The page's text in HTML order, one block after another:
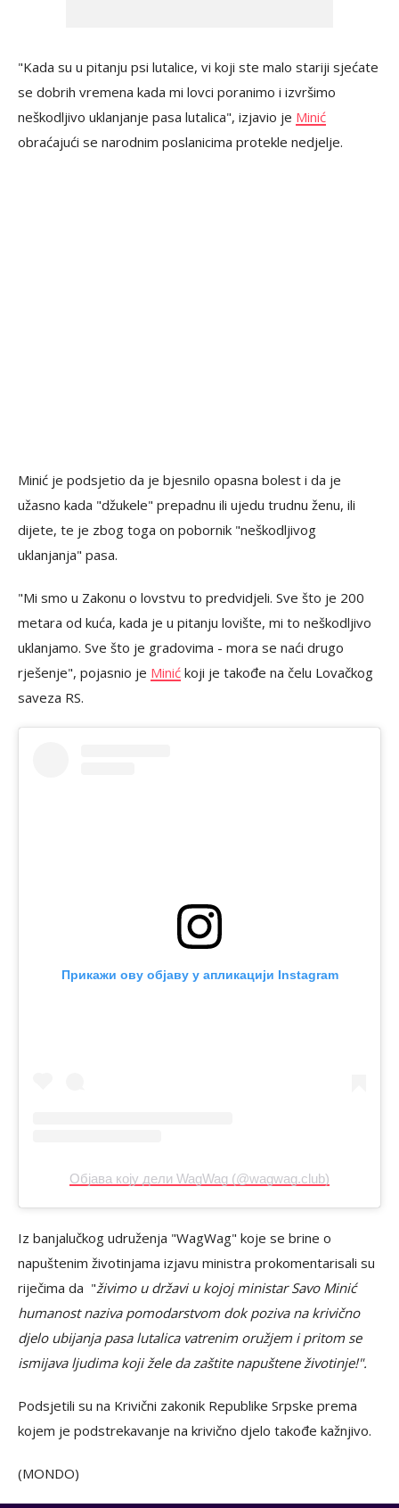
"Kada su u pitanju psi lutalice, vi koji ste malo stariji sjećate
se dobrih vremena kada mi lovci poranimo i izvršimo
neškodljivo uklanjanje pasa lutalica", izjavio je Minić
obraćajući se narodnim poslanicima protekle nedjelje.
Minić je podsjetio da je bjesnilo opasna bolest i da je
užasno kada "džukele" prepadnu ili ujedu trudnu ženu, ili
dijete, te je zbog toga on pobornik "neškodljivog
uklanjanja" pasa.
"Mi smo u Zakonu o lovstvu to predvidjeli. Sve što je 200
metara od kuća, kada je u pitanju lovište, mi to neškodljivo
uklanjamo. Sve što je gradovima - mora se naći drugo
rješenje", pojasnio je Minić koji je takođe na čelu Lovačkog
saveza RS.
Прикажи ову објаву у апликацији Instagram
Објава коју дели WagWag (@wagwag.club)
Iz banjalučkog udruženja "WagWag" koje se brine o
napuštenim životinjama izjavu ministra prokomentarisali su
riječima da "živimo u državi u kojoj ministar Savo Minić
humanost naziva pomodarstvom dok poziva na krivično
djelo ubijanja pasa lutalica vatrenim oružjem i pritom se
ismijava ljudima koji žele da zaštite napuštene životinje!".
Podsjetili su na Krivični zakonik Republike Srpske prema
kojem je podstrekavanje na krivično djelo takođe kažnjivo.
(MONDO)